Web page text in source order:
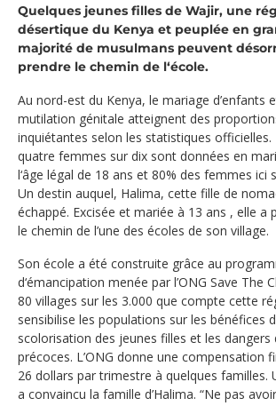
Quelques jeunes filles de Wajir, une
désertique du Kenya et peuplée en
majorité de musulmans peuvent
prendre le chemin de l‘école.
Au nord-est du Kenya, le mariage d’enfants
mutilation génitale atteignent des
inquiétantes selon les statistiques officielles.
quatre femmes sur dix sont données en
l‘âge légal de 18 ans et 80% des femmes ici
Un destin auquel, Halima, cette fille de
échappé. Excisée et mariée à 13 ans , elle a
le chemin de l’une des écoles de son village.
Son école a été construite grâce au
d‘émancipation menée par l’ONG Save The
80 villages sur les 3.000 que compte cette
sensibilise les populations sur les bénéfices
scolorisation des jeunes filles et les dangers
précoces. L’ONG donne une compensation
26 dollars par trimestre à quelques familles.
a convaincu la famille d’Halima. “Ne pas